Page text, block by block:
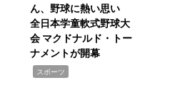
ん、野球に熱い思い
全日本学童軟式野球大
会 マクドナルド・トー
ナメントが開幕
スポーツ